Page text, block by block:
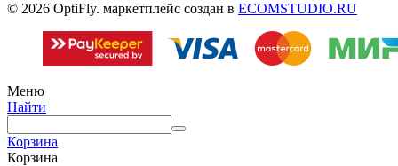
© 2026 OptiFly. маркетплейс создан в ECOMSTUDIO.RU
Меню
Найти
Корзина
Корзина